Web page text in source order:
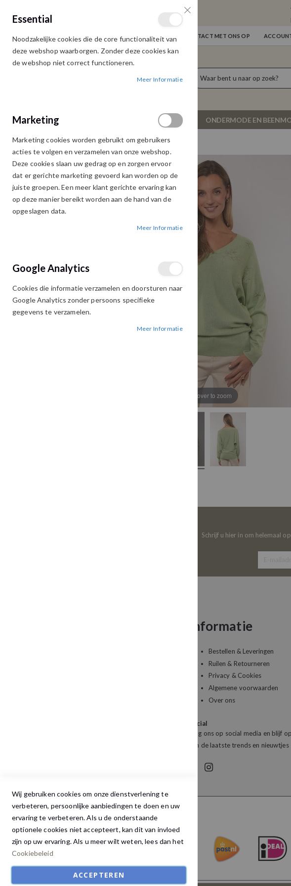
Ga
naar
de
WELKOM NIEUWS INLOGGEN NEEM CONTACT MET ONS OP
Cart
DAMESKLEDING ONDERMODE EN
G-MAXX KATELYN TRUI 26VJG01 L.MOSS
Ga
naar
einde
Ga
naar
begin
Hover to zoom
Schrijf u hier in om helemaal
Informatie
Bestellen & Leveringen
Ruilen & Retourneren
Privacy & Cookies
Algemene voorwaarden
Over ons
Social
Volg ons op social media en blijf
van de laatste trends en nieuwtjes
Essential
Noodzakelijke cookies die de core functionaliteit van
deze webshop waarborgen. Zonder deze cookies kan
de webshop niet correct functioneren.
Meer Informatie
Marketing
Marketing cookies worden gebruikt om gebruikers
acties te volgen en verzamelen van onze webshop.
Deze cookies slaan uw gedrag op en zorgen ervoor
dat er gerichte marketing gevoerd kan worden op de
juiste groepen. Een meer klant gerichte ervaring kan
op deze manier bereikt worden aan de hand van de
opgeslagen data.
Meer Informatie
Google Analytics
Cookies die informatie verzamelen en doorsturen naar
Google Analytics zonder persoons specifieke
gegevens te verzamelen.
Meer Informatie
Wij gebruiken cookies om onze dienstverlening te
verbeteren, persoonlijke aanbiedingen te doen en uw
ervaring te verbeteren. Als u de onderstaande
optionele cookies niet accepteert, kan dit van invloed
zijn op uw ervaring. Als u meer wilt weten, lees dan het
Cookiebeleid
ACCEPTEREN